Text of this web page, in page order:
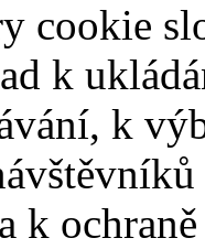
cookie
k
k
k